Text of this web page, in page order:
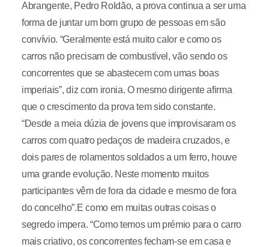
Abrangente, Pedro Roldão, a prova continua a ser uma
forma de juntar um bom grupo de pessoas em são
convívio. “Geralmente está muito calor e como os
carros não precisam de combustível, vão sendo os
concorrentes que se abastecem com umas boas
imperiais”, diz com ironia. O mesmo dirigente afirma
que o crescimento da prova tem sido constante.
“Desde a meia dúzia de jovens que improvisaram os
carros com quatro pedaços de madeira cruzados, e
dois pares de rolamentos soldados a um ferro, houve
uma grande evolução. Neste momento muitos
participantes vêm de fora da cidade e mesmo de fora
do concelho”.E como em muitas outras coisas o
segredo impera. “Como temos um prémio para o carro
mais criativo, os concorrentes fecham-se em casa e